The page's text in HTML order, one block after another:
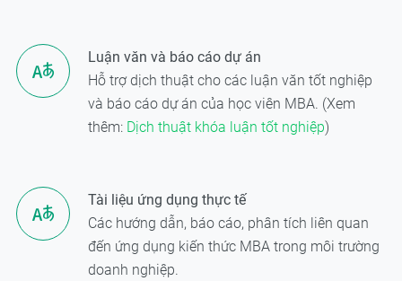
Luận văn và báo cáo dự án
Hỗ trợ dịch thuật cho các luận văn tốt nghiệp
và báo cáo dự án của học viên MBA. (Xem
thêm: Dịch thuật khóa luận tốt nghiệp)
Tài liệu ứng dụng thực tế
Các hướng dẫn, báo cáo, phân tích liên quan
đến ứng dụng kiến thức MBA trong môi trường
doanh nghiệp.